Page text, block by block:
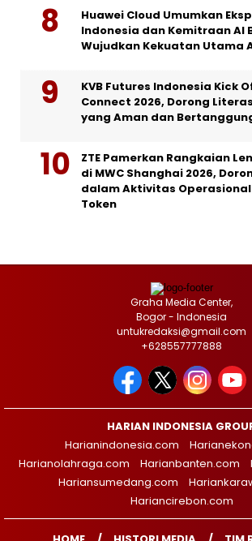
Huawei Cloud Umumkan
Indonesia dan Kemitraan AI
Wujudkan Kekuatan Utama
KVB Futures Indonesia Kick
Connect 2026, Dorong
yang Aman dan
ZTE Pamerkan Rangkaian
di MWC Shanghai 2026,
dalam Aktivitas
Token
Graha Media Center,
Bogor - Indonesia
untukredaksi@gmail.com
+628557777888
HARIAN INDONESIA
Harianindonesia.com
Harianolahraga.com
Harianbanten.com
Hariansumedang.com
Hariancirebon.com